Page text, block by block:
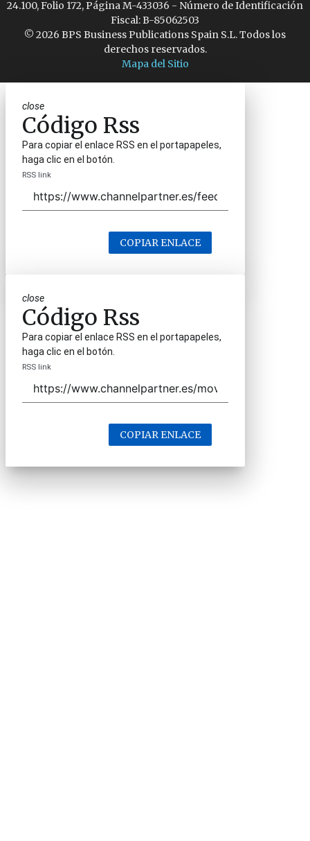
24.100, Folio 172, Página M-433036 - Número de Identificación
Fiscal: B-85062503
© 2026 BPS Business Publications Spain S.L. Todos los
derechos reservados.
Mapa del Sitio
close
Código Rss
Para copiar el enlace RSS en el portapapeles,
haga clic en el botón.
RSS link
COPIAR ENLACE
close
Código Rss
Para copiar el enlace RSS en el portapapeles,
haga clic en el botón.
RSS link
COPIAR ENLACE